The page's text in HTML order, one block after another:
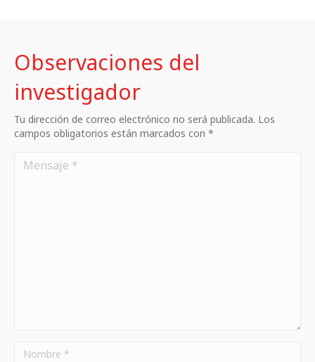
Observaciones del
investigador
Tu dirección de correo electrónico no será publicada. Los
campos obligatorios están marcados con *